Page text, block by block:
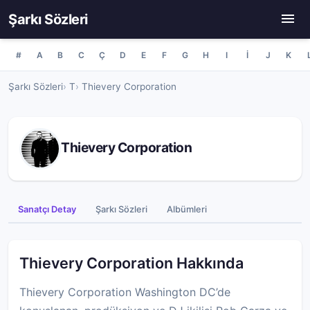
Şarkı Sözleri
# A B C Ç D E F G H I İ J K
Şarkı Sözleri T Thievery Corporation
Thievery Corporation
Sanatçı Detay Şarkı Sözleri Albümleri
Thievery Corporation Hakkında
Thievery Corporation Washington DC’de